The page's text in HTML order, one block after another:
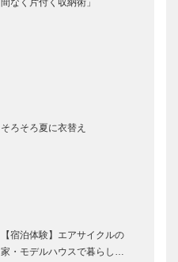
間なく片付く収納術」
そろそろ夏に衣替え
【宿泊体験】エアサイクルの
家・モデルハウスで暮らし…